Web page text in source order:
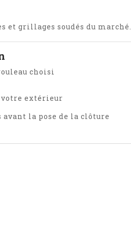
et grillages soudés du marché.
choisi
extérieur
la pose de la clôture